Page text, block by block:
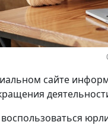
сайте